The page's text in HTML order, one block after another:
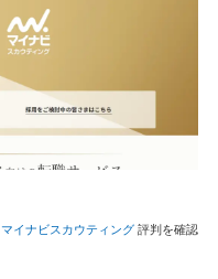
マイナビスカウティング 評判を確認